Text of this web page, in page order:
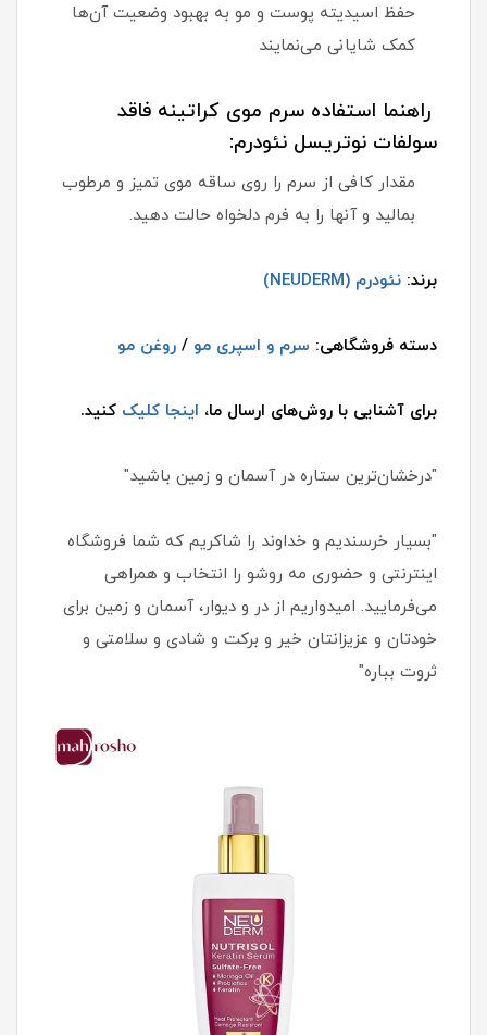
حفظ اسیدیته پوست و مو به بهبود وضعیت آن‌ها
کمک شایانی می‌نمایند
راهنما استفاده سرم موی کراتینه فاقد
سولفات نوتریسل نئودرم:
مقدار کافی از سرم را روی ساقه موی تمیز و مرطوب
بمالید و آنها را به فرم دلخواه حالت دهید.
برند: نئودرم (NEUDERM)
دسته فروشگاهی: سرم و اسپری مو / روغن مو
برای آشنایی با روش‌های ارسال ما، اینجا کلیک کنید.
"درخشان‌ترین ستاره در آسمان و زمین باشید"
"بسیار خرسندیم و خداوند را شاکریم که شما فروشگاه
اینترنتی و حضوری مه روشو را انتخاب و همراهی
می‌فرمایید. امیدواریم از در و دیوار، آسمان و زمین برای
خودتان و عزیزانتان خیر و برکت و شادی و سلامتی و
ثروت بباره"